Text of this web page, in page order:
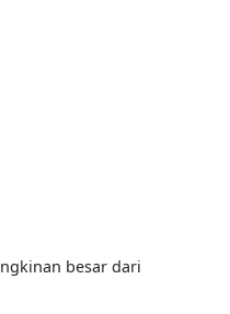
besar dari